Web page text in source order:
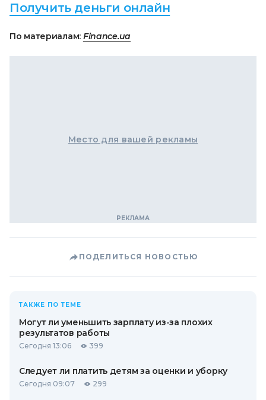
Получить деньги онлайн
По материалам: Finance.ua
Место для вашей рекламы
ПОДЕЛИТЬСЯ НОВОСТЬЮ
ТАКЖЕ ПО ТЕМЕ
Могут ли уменьшить зарплату из-за плохих
результатов работы
Сегодня 13:06 399
Следует ли платить детям за оценки и уборку
Сегодня 09:07 299